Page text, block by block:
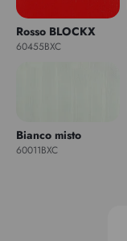
Rosso BLOCKX
60455BXC
Bianco misto
60011BXC